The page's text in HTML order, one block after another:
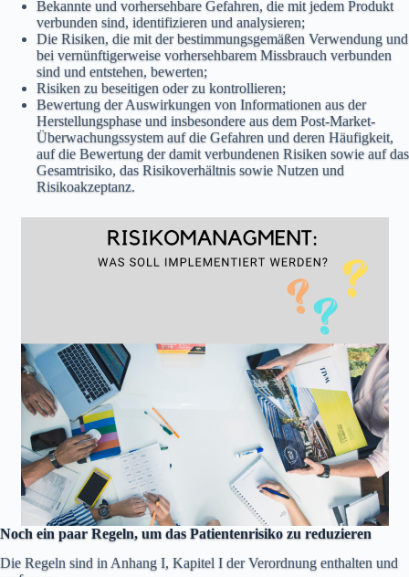
Bekannte und vorhersehbare Gefahren, die mit jedem Produkt
verbunden sind, identifizieren und analysieren;
Die Risiken, die mit der bestimmungsgemäßen Verwendung und
bei vernünftigerweise vorhersehbarem Missbrauch verbunden
sind und entstehen, bewerten;
Risiken zu beseitigen oder zu kontrollieren;
Bewertung der Auswirkungen von Informationen aus der
Herstellungsphase und insbesondere aus dem Post-Market-
Überwachungssystem auf die Gefahren und deren Häufigkeit,
auf die Bewertung der damit verbundenen Risiken sowie auf das
Gesamtrisiko, das Risikoverhältnis sowie Nutzen und
Risikoakzeptanz.
Noch ein paar Regeln, um das Patientenrisiko zu reduzieren
Die Regeln sind in Anhang I, Kapitel I der Verordnung enthalten und